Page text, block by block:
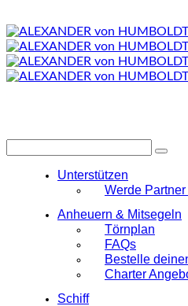
Unterstützen
Werde
Anheuern & Mitsegeln
Törnplan
FAQs
Bestelle
Charter
Schiff